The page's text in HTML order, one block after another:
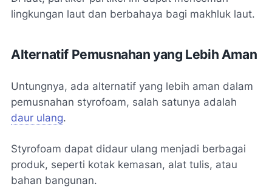
lingkungan laut dan berbahaya bagi makhluk laut.
Alternatif Pemusnahan yang Lebih Aman
Untungnya, ada alternatif yang lebih aman dalam
pemusnahan styrofoam, salah satunya adalah
daur ulang.
Styrofoam dapat didaur ulang menjadi berbagai
produk, seperti kotak kemasan, alat tulis, atau
bahan bangunan.